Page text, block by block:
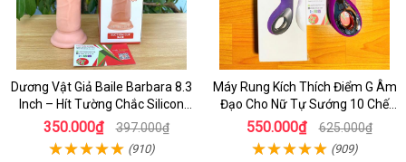
Dương Vật Giả Baile Barbara 8.3
Inch – Hít Tường Chắc Silicon
Giống Thật Cực Phê Cho Nữ Giới
350.000₫ 397.000₫
(910)
Máy Rung Kích Thích Điểm G Âm
Đạo Cho Nữ Tự Sướng 10 Chế
Độ Rung
550.000₫ 625.000₫
(909)